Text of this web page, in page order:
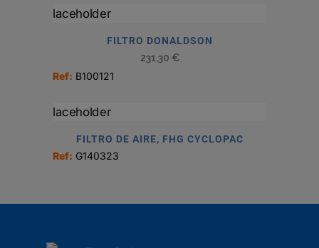
FILTRO DONALDSON
231,30 €
Ref: B100121
FILTRO DE AIRE, FHG CYCLOPAC
Ref: G140323